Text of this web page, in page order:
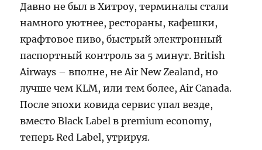
Давно не был в Хитроу, терминалы стали
намного уютнее, рестораны, кафешки,
крафтовое пиво, быстрый электронный
паспортный контроль за 5 минут. British
Airways – вполне, не Air New Zealand, но
лучше чем KLM, или тем более, Air Canada.
После эпохи ковида сервис упал везде,
вместо Black Label в premium economy,
теперь Red Label, утрируя.